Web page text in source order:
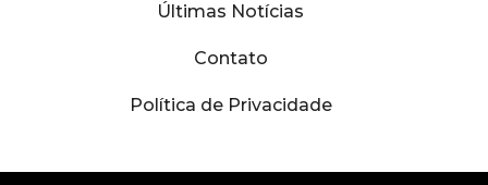
Últimas Notícias
Contato
Política de Privacidade